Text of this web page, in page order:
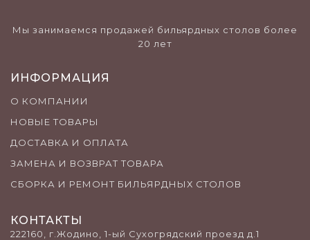
Мы занимаемся продажей бильярдных столов более
20 лет
ИНФОРМАЦИЯ
О КОМПАНИИ
НОВЫЕ ТОВАРЫ
ДОСТАВКА И ОПЛАТА
ЗАМЕНА И ВОЗВРАТ ТОВАРА
СБОРКА И РЕМОНТ БИЛЬЯРДНЫХ СТОЛОВ
КОНТАКТЫ
222160, г.Жодино, 1-ый Сухогрядский проезд д.1